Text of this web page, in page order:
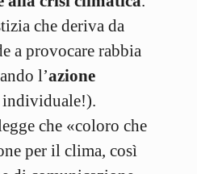
che deriva da
a provocare rabbia
l’azione
individuale!).
che «coloro che
per il clima, così